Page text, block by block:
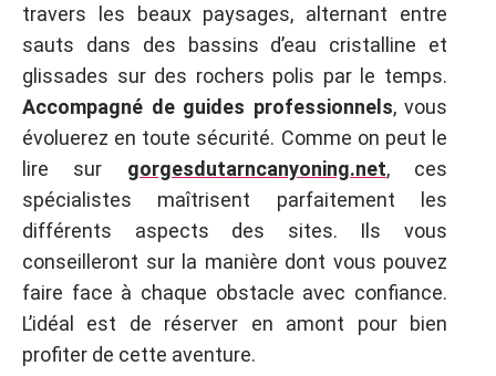
travers les beaux paysages, alternant entre
sauts dans des bassins d’eau cristalline et
glissades sur des rochers polis par le temps.
Accompagné de guides professionnels, vous
évoluerez en toute sécurité. Comme on peut le
lire sur gorgesdutarncanyoning.net, ces
spécialistes maîtrisent parfaitement les
différents aspects des sites. Ils vous
conseilleront sur la manière dont vous pouvez
faire face à chaque obstacle avec confiance.
L’idéal est de réserver en amont pour bien
profiter de cette aventure.